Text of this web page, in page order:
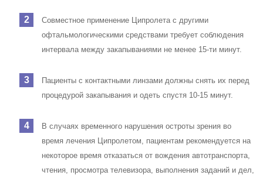
Совместное применение Ципролета с другими
офтальмологическими средствами требует соблюдения
интервала между закапываниями не менее 15-ти минут.
Пациенты с контактными линзами должны снять их перед
процедурой закапывания и одеть спустя 10-15 минут.
В случаях временного нарушения остроты зрения во
время лечения Ципролетом, пациентам рекомендуется на
некоторое время отказаться от вождения автотранспорта,
чтения, просмотра телевизора, выполнения заданий и дел,